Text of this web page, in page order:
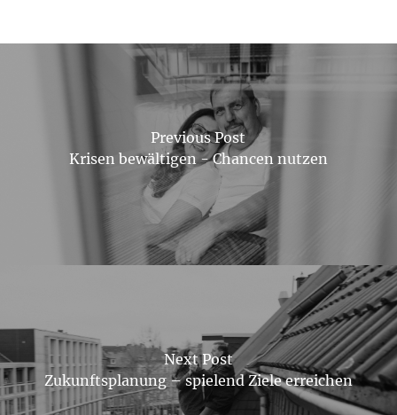
Previous Post
Krisen bewältigen - Chancen nutzen
Next Post
Zukunftsplanung – spielend Ziele erreichen